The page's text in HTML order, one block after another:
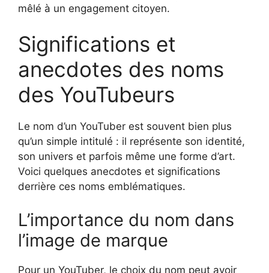
mêlé à un engagement citoyen.
Significations et
anecdotes des noms
des YouTubeurs
Le nom d’un YouTuber est souvent bien plus
qu’un simple intitulé : il représente son identité,
son univers et parfois même une forme d’art.
Voici quelques anecdotes et significations
derrière ces noms emblématiques.
L’importance du nom dans
l’image de marque
Pour un YouTuber, le choix du nom peut avoir